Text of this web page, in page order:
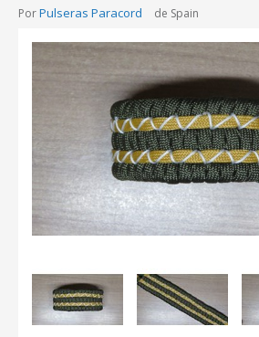
PorPulseras Paracord de Spain